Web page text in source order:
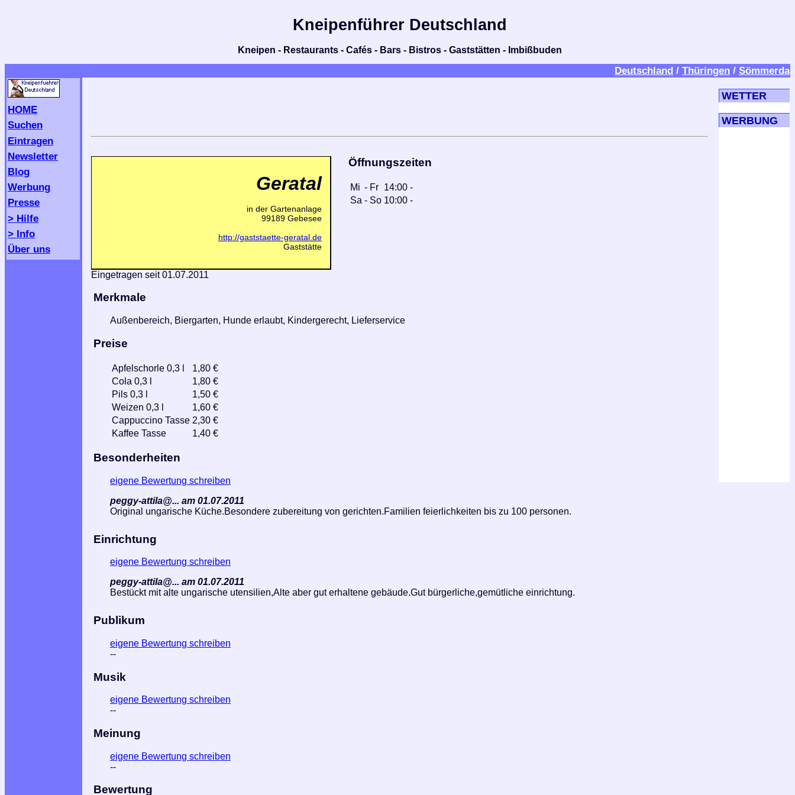
Kneipenführer Deutschland
Kneipen - Restaurants - Cafés - Bars - Bistros - Gaststätten - Imbißbuden
Deutschland / Thüringen / Sömmerda
HOME
Suchen
Eintragen
Newsletter
Blog
Werbung
Presse
> Hilfe
> Info
Über uns
Geratal
in der Gartenanlage
99189 Gebesee
http://gaststaette-geratal.de
Gaststätte
Öffnungszeiten
Mi - Fr 14:00 -
Sa - So 10:00 -
Eingetragen seit 01.07.2011
Merkmale
Außenbereich, Biergarten, Hunde erlaubt, Kindergerecht, Lieferservice
Preise
Apfelschorle 0,3 l
1,80 €
Cola 0,3 l
1,80 €
Pils 0,3 l
1,50 €
Weizen 0,3 l
1,60 €
Cappuccino Tasse 2,30 €
Kaffee Tasse
1,40 €
Besonderheiten
eigene Bewertung schreiben
peggy-attila@... am 01.07.2011
Original ungarische Küche.Besondere zubereitung von gerichten.Familien feierlichkeiten bis zu 100 personen.
Einrichtung
eigene Bewertung schreiben
peggy-attila@... am 01.07.2011
Bestückt mit alte ungarische utensilien,Alte aber gut erhaltene gebäude.Gut bürgerliche,gemütliche einrichtung.
Publikum
eigene Bewertung schreiben
--
Musik
eigene Bewertung schreiben
--
Meinung
eigene Bewertung schreiben
--
Bewertung
WETTER
WERBUNG